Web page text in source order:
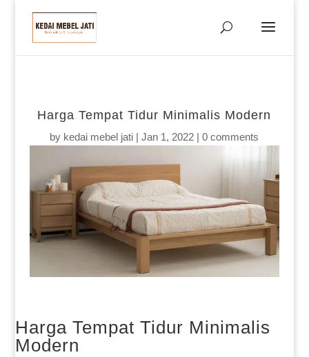
Harga Tempat Tidur Minimalis Modern
by kedai mebel jati |Jan 1, 2022 |0 comments
Harga Tempat Tidur Minimalis
Modern